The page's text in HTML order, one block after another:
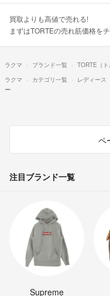
買取よりも高値で売れる!
まずはTORTEの売れ筋価格を
ラクマ ブランド一覧 TORTE（ト
ラクマ
カテゴリ一覧 レディース
ー
ペ
注目ブランド一覧
Supreme